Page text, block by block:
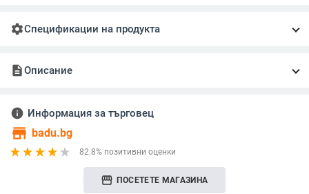
settingsСпецификации на продукта
descriptionОписание
info Информация за търговец
store badu.bg
82.8% позитивни оценки
storefront ПОСЕТЕТЕ МАГАЗИНА